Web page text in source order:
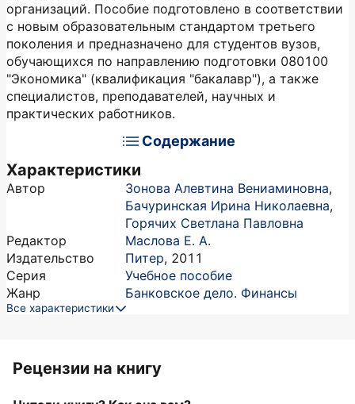
организаций. Пособие подготовлено в соответствии
с новым образовательным стандартом третьего
поколения и предназначено для студентов вузов,
обучающихся по направлению подготовки 080100
"Экономика" (квалификация "бакалавр"), а также
специалистов, преподавателей, научных и
практических работников.
Содержание
Характеристики
Автор Зонова Алевтина Вениаминовна,
Бачуринская Ирина Николаевна,
Горячих Светлана Павловна
Редактор
Маслова Е. А.
Издательство
Питер, 2011
Серия
Учебное пособие
Жанр
Банковское дело. Финансы
Все характеристики
Рецензии на книгу